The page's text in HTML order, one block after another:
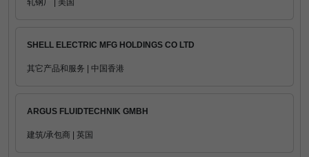
轧钢厂 | 美国
SHELL ELECTRIC MFG HOLDINGS CO LTD
其它产品和服务 | 中国香港
ARGUS FLUIDTECHNIK GMBH
建筑/承包商 | 英国